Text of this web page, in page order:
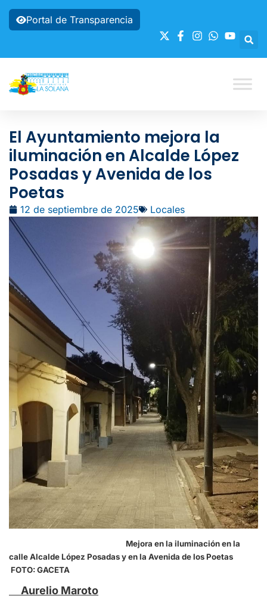
Portal de Transparencia
El Ayuntamiento mejora la
iluminación en Alcalde López
Posadas y Avenida de los
Poetas
12 de septiembre de 2025 Locales
Mejora en la iluminación en la
calle Alcalde López Posadas y en la Avenida de los Poetas
FOTO: GACETA
Aurelio Maroto